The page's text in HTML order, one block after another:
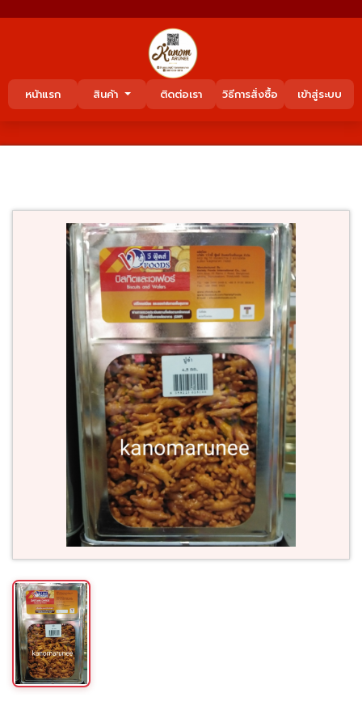
หน้าแรก สินค้า ติดต่อเรา วิธีการสั่งซื้อ เข้าสู่ระบบ